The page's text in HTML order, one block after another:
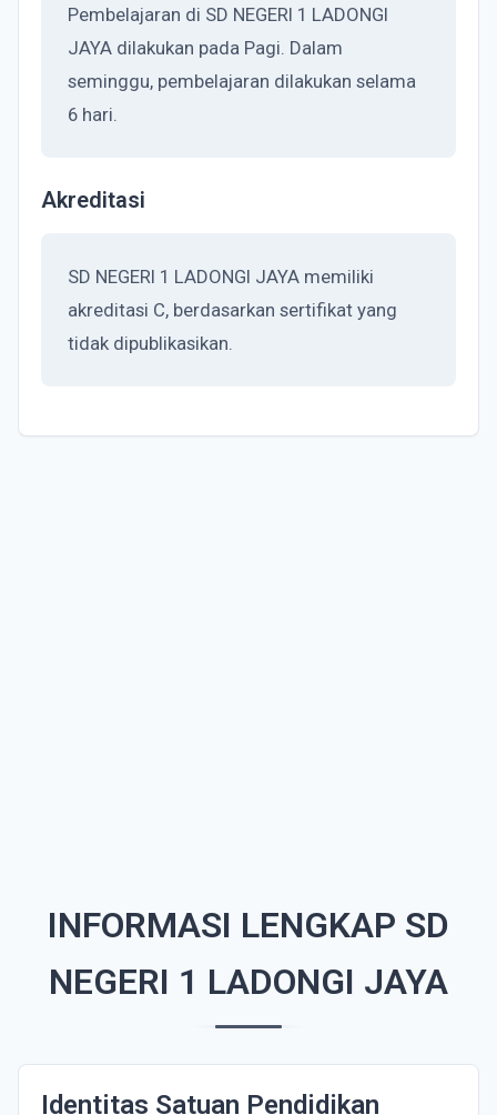
Pembelajaran di SD NEGERI 1 LADONGI
JAYA dilakukan pada Pagi. Dalam
seminggu, pembelajaran dilakukan selama
6 hari.
Akreditasi
SD NEGERI 1 LADONGI JAYA memiliki
akreditasi C, berdasarkan sertifikat yang
tidak dipublikasikan.
INFORMASI LENGKAP SD
NEGERI 1 LADONGI JAYA
Identitas Satuan Pendidikan